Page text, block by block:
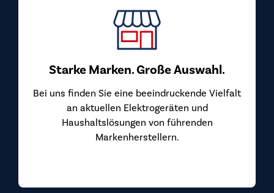
Starke Marken. Große Auswahl.
Bei uns finden Sie eine beeindruckende Vielfalt
an aktuellen Elektrogeräten und
Haushaltslösungen von führenden
Markenherstellern.